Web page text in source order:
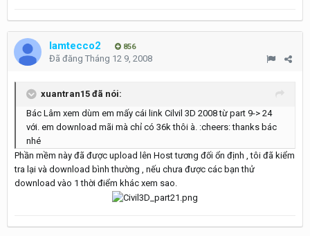
lamtecco2 856
Đã đăng Tháng 12 9, 2008
xuantran15 đã nói:
Bác Lâm xem dùm em mấy cái link Cilvil 3D 2008 từ part 9-> 24
với. em download mãi mà chỉ có 36k thôi à. :cheers: thanks bác
nhé
Phần mềm này đã được upload lên Host tương đối ổn định , tôi đã kiểm
tra lại và download bình thường , nếu chưa được các bạn thử
download vào 1 thời điểm khác xem sao.